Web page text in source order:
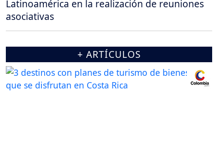
Latinoamérica en la realización de reuniones
asociativas
+ ARTÍCULOS